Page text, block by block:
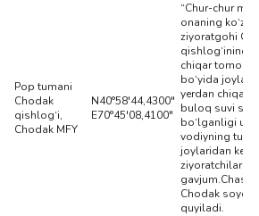
Pop tumani
Chodak
qishlog‘i,
Chodak MFY
N40°58'44,4300"
E70°45'08,4100"
“Chur-chur
onaning ko‘z
ziyoratgohi
qishlog‘ining
chiqar tomoni
bo‘yida
yerdan
buloq suvi
bo‘lganligi
vodiyning turli
joylaridan
ziyoratchilar
Chodak soyga
quyiladi.